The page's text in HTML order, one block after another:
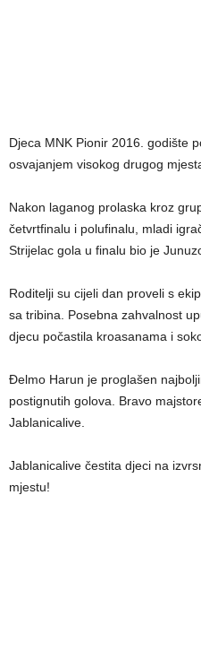
Djeca MNK Pionir 2016. godište
osvajanjem visokog drugog
Nakon laganog prolaska kroz
četvrtfinalu i polufinalu, mladi
Strijelac gola u finalu bio je
Roditelji su cijeli dan proveli s
sa tribina. Posebna zahvalnost
djecu počastila kroasanama i
Ðelmo Harun je proglašen
postignutih golova. Bravo
Jablanicalive.
Jablanicalive čestita djeci na
mjestu!